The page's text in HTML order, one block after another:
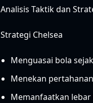
Analisis Taktik dan
Strategi Chelsea
Menguasai bola
Menekan
Memanfaatkan